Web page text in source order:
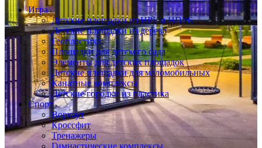
Игра
Детские площадки из HPL и HDPE
Детские площадки из дерева
Геопластика
Площадки для детского сада
Элементы для детских площадок
Детские площадки для маломобильных
Канатные комплексы
Детские городки из пластика
Спорт
Воркаут
Кроссфит
Тренажеры
Гимнастические комплексы